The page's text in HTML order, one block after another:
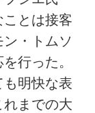
とは接客
・トムソ
行った。
も明快な表
までの大